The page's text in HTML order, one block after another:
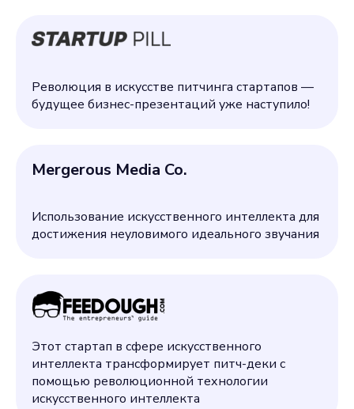
Революция в искусстве питчинга стартапов —
будущее бизнес-презентаций уже наступило!
Mergerous Media Co.
Использование искусственного интеллекта для
достижения неуловимого идеального звучания
Этот стартап в сфере искусственного
интеллекта трансформирует питч-деки с
помощью революционной технологии
искусственного интеллекта